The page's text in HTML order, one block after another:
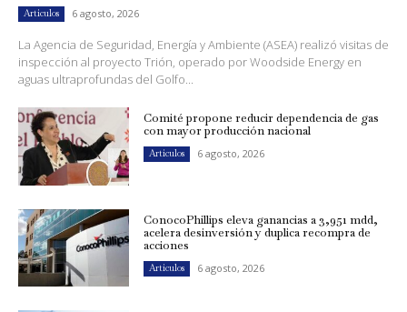
Artículos 6 agosto, 2026
La Agencia de Seguridad, Energía y Ambiente (ASEA) realizó visitas de
inspección al proyecto Trión, operado por Woodside Energy en
aguas ultraprofundas del Golfo...
Comité propone reducir dependencia de gas
con mayor producción nacional
Artículos 6 agosto, 2026
ConocoPhillips eleva ganancias a 3,951 mdd,
acelera desinversión y duplica recompra de
acciones
Artículos 6 agosto, 2026